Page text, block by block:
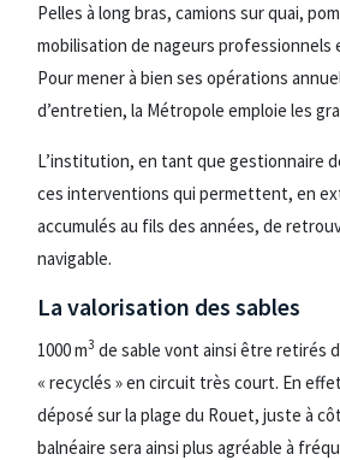
Pelles à long bras, camions sur quai,
mobilisation de nageurs
Pour mener à bien ses opérations
d’entretien, la Métropole emploie les
L’institution, en tant que gestionnaire
ces interventions qui permettent, en
accumulés au fils des années, de
navigable.
La valorisation des sables
1000 m3 de sable vont ainsi être retirés
« recyclés » en circuit très court. En
déposé sur la plage du Rouet, juste à
balnéaire sera ainsi plus agréable à